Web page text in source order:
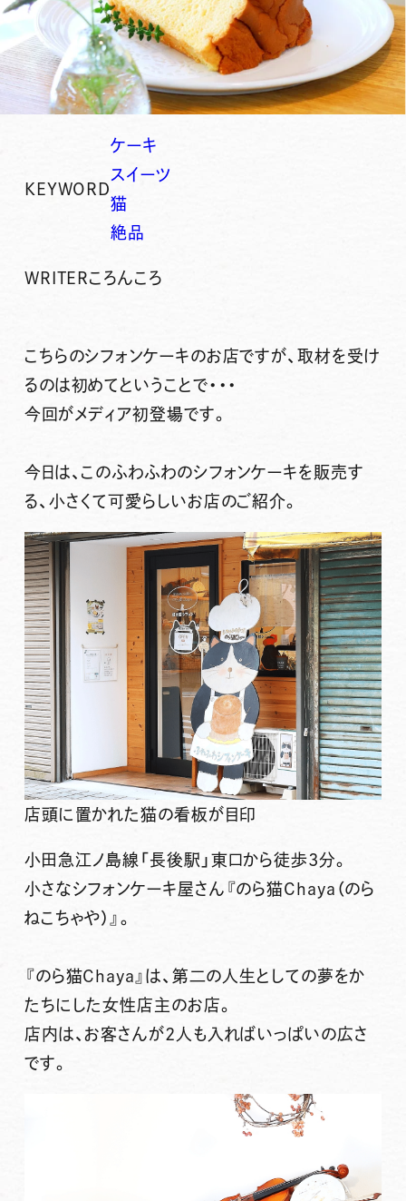
KEYWORD
ケーキ
スイーツ
猫
絶品
WRITERころんころ
こちらのシフォンケーキのお店ですが、取材を受け
るのは初めてということで・・・
今回がメディア初登場です。
今日は、このふわふわのシフォンケーキを販売す
る、小さくて可愛らしいお店のご紹介。
店頭に置かれた猫の看板が目印
小田急江ノ島線「長後駅」東口から徒歩3分。
小さなシフォンケーキ屋さん 『のら猫Chaya（のら
ねこちゃや）』。
『のら猫Chaya』は、第二の人生としての夢をか
たちにした女性店主のお店。
店内は、お客さんが2人も入ればいっぱいの広さ
です。